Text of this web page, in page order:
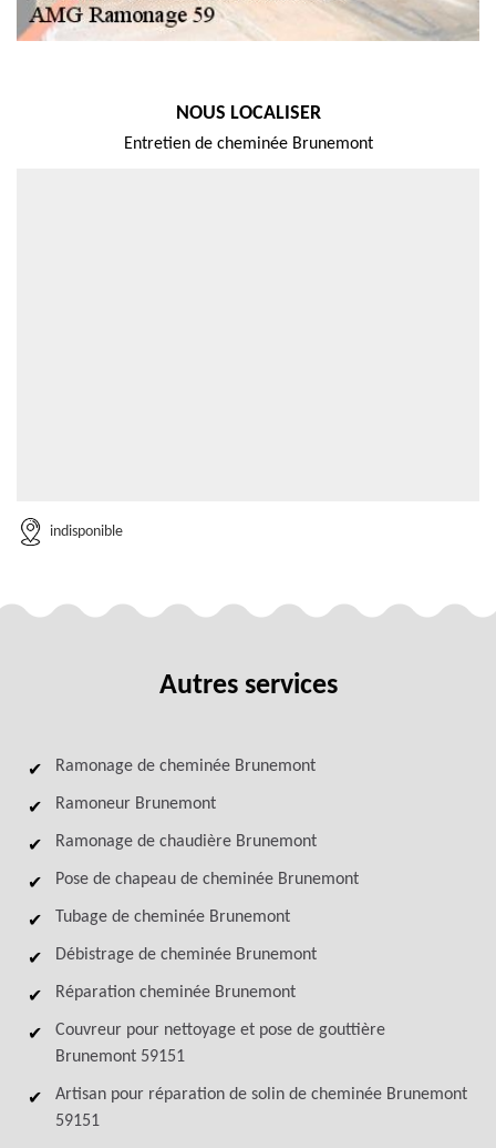
NOUS LOCALISER
Entretien de cheminée Brunemont
indisponible
Autres services
Ramonage de cheminée Brunemont
Ramoneur Brunemont
Ramonage de chaudière Brunemont
Pose de chapeau de cheminée Brunemont
Tubage de cheminée Brunemont
Débistrage de cheminée Brunemont
Réparation cheminée Brunemont
Couvreur pour nettoyage et pose de gouttière
Brunemont 59151
Artisan pour réparation de solin de cheminée Brunemont
59151